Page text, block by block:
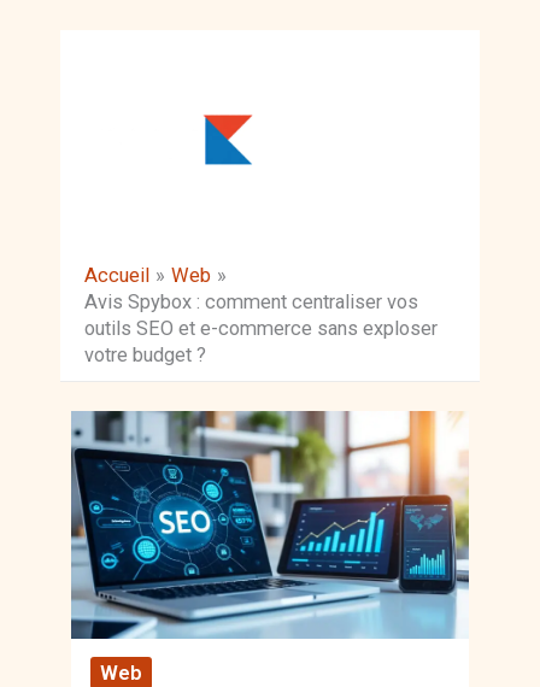
Accueil
Web
Avis Spybox : comment centraliser vos
outils SEO et e-commerce sans exploser
votre budget ?
Web